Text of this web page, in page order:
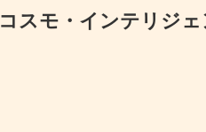
コスモ・インテリジ